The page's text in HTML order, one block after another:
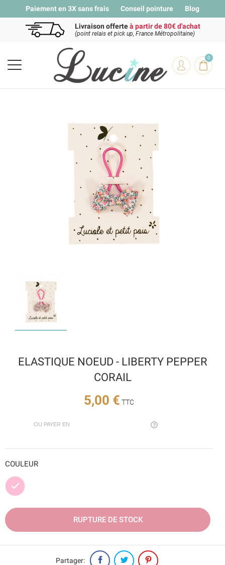
Paiement en 3X sans frais Conseil pointure Blog
Livraison offerteà partir de 80€ d'achat
(point relais et pick up, France Métropolitaine)
0
ELASTIQUE NOEUD - LIBERTY PEPPER
CORAIL
5,00 € TTC
OU PAYER EN
COULEUR
Rose
RUPTURE DE STOCK
Partager: